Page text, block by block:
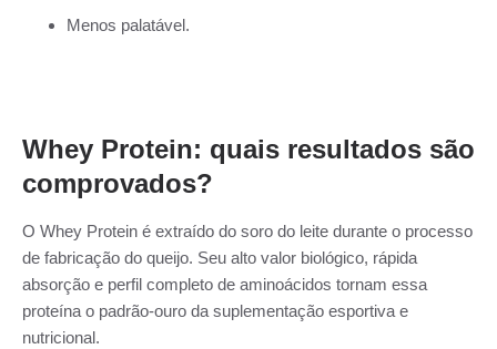
Menos palatável.
Whey Protein: quais resultados são
comprovados?
O Whey Protein é extraído do soro do leite durante o processo
de fabricação do queijo. Seu alto valor biológico, rápida
absorção e perfil completo de aminoácidos tornam essa
proteína o padrão-ouro da suplementação esportiva e
nutricional.